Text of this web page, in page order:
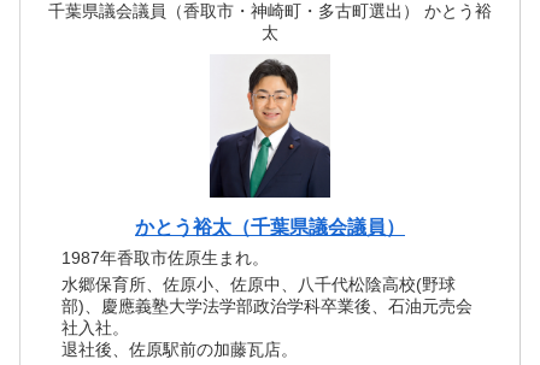
千葉県議会議員（香取市・神崎町・多古町選出） かとう裕
太
かとう裕太（千葉県議会議員）
1987年香取市佐原生まれ。
水郷保育所、佐原小、佐原中、八千代松陰高校(野球
部)、慶應義塾大学法学部政治学科卒業後、石油元売会
社入社。
退社後、佐原駅前の加藤瓦店。